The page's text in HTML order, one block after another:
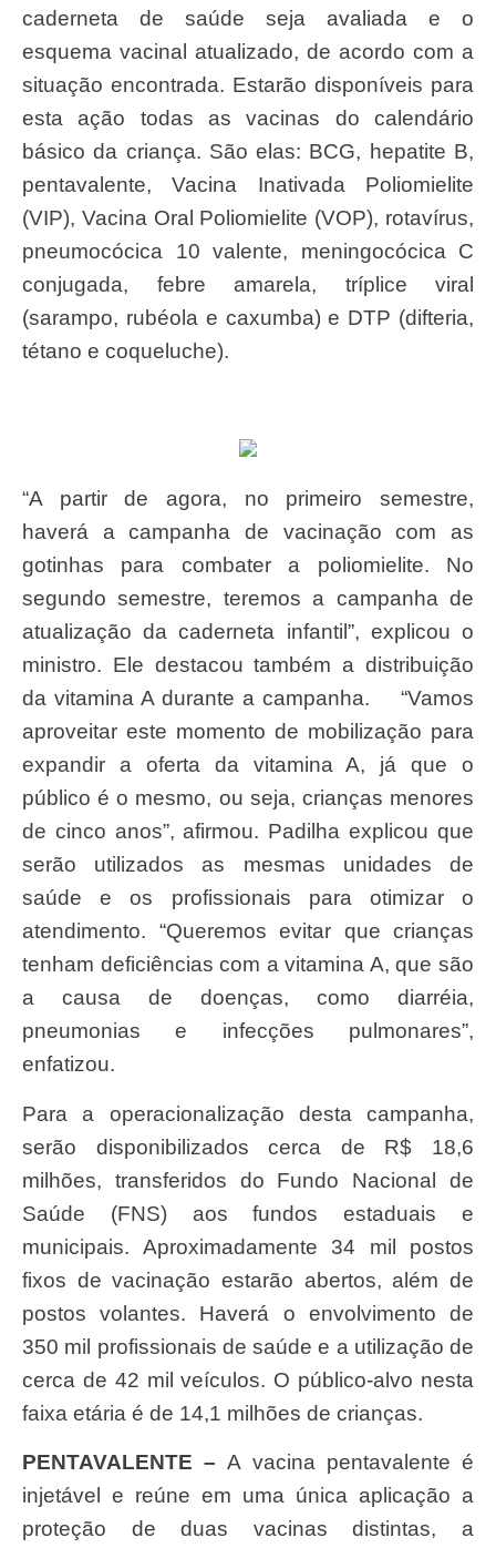
caderneta de saúde seja avaliada e o
esquema vacinal atualizado, de acordo com a
situação encontrada. Estarão disponíveis para
esta ação todas as vacinas do calendário
básico da criança. São elas: BCG, hepatite B,
pentavalente, Vacina Inativada Poliomielite
(VIP), Vacina Oral Poliomielite (VOP), rotavírus,
pneumocócica 10 valente, meningocócica C
conjugada, febre amarela, tríplice viral
(sarampo, rubéola e caxumba) e DTP (difteria,
tétano e coqueluche).
“A partir de agora, no primeiro semestre,
haverá a campanha de vacinação com as
gotinhas para combater a poliomielite. No
segundo semestre, teremos a campanha de
atualização da caderneta infantil”, explicou o
ministro. Ele destacou também a distribuição
da vitamina A durante a campanha. “Vamos
aproveitar este momento de mobilização para
expandir a oferta da vitamina A, já que o
público é o mesmo, ou seja, crianças menores
de cinco anos”, afirmou. Padilha explicou que
serão utilizados as mesmas unidades de
saúde e os profissionais para otimizar o
atendimento. “Queremos evitar que crianças
tenham deficiências com a vitamina A, que são
a causa de doenças, como diarréia,
pneumonias e infecções pulmonares”,
enfatizou.
Para a operacionalização desta campanha,
serão disponibilizados cerca de R$ 18,6
milhões, transferidos do Fundo Nacional de
Saúde (FNS) aos fundos estaduais e
municipais. Aproximadamente 34 mil postos
fixos de vacinação estarão abertos, além de
postos volantes. Haverá o envolvimento de
350 mil profissionais de saúde e a utilização de
cerca de 42 mil veículos. O público-alvo nesta
faixa etária é de 14,1 milhões de crianças.
PENTAVALENTE –A vacina pentavalente é
injetável e reúne em uma única aplicação a
proteção de duas vacinas distintas, a